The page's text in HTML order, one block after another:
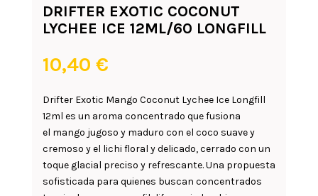
DRIFTER EXOTIC COCONUT
LYCHEE ICE 12ML/60 LONGFILL
10,40 €
Drifter Exotic Mango Coconut Lychee Ice Longfill
12ml es un aroma concentrado que fusiona
el mango jugoso y maduro con el coco suave y
cremoso y el lichi floral y delicado, cerrado con un
toque glacial preciso y refrescante. Una propuesta
sofisticada para quienes buscan concentrados